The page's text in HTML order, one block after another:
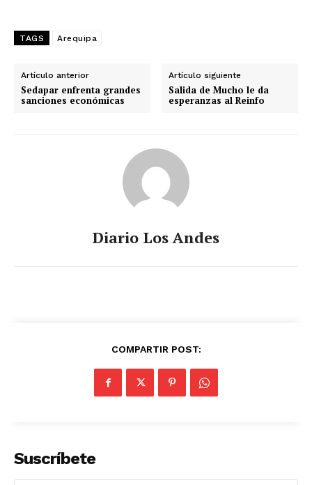
TAGS Arequipa
Artículo anterior
Sedapar enfrenta grandes
sanciones económicas
Artículo siguiente
Salida de Mucho le da
esperanzas al Reinfo
Diario Los Andes
COMPARTIR POST:
Suscríbete